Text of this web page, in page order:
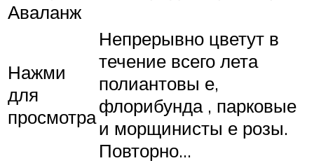
Аваланж
Нажми
для
просмотра
Непрерывно цветут в
течение всего лета
полиантовы е,
флорибунда , парковые
и морщинисты е розы.
Повторно…